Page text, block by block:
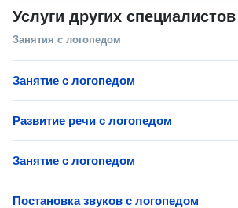
Услуги других специалистов
Занятия с логопедом
Занятие с логопедом
Развитие речи с логопедом
Занятие с логопедом
Постановка звуков с логопедом